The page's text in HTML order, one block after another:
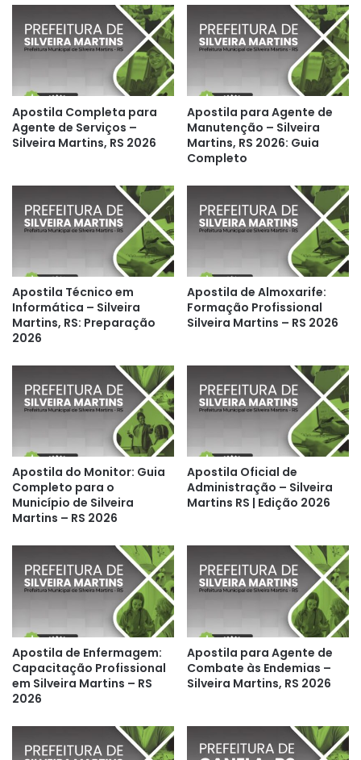
Apostila Completa para
Agente de Serviços –
Silveira Martins, RS 2026
Apostila para Agente de
Manutenção – Silveira
Martins, RS 2026: Guia
Completo
Apostila Técnico em
Informática – Silveira
Martins, RS: Preparação
2026
Apostila de Almoxarife:
Formação Profissional
Silveira Martins – RS 2026
Apostila do Monitor: Guia
Completo para o
Município de Silveira
Martins – RS 2026
Apostila Oficial de
Administração – Silveira
Martins RS | Edição 2026
Apostila de Enfermagem:
Capacitação Profissional
em Silveira Martins – RS
2026
Apostila para Agente de
Combate às Endemias –
Silveira Martins, RS 2026